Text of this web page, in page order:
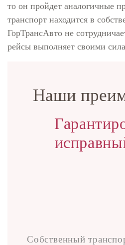
то он пройдет аналогичные
транспорт находится в
ГорТрансАвто не
рейсы выполняет своими
Наши
Собственный